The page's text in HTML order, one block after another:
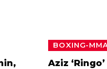
BOXING-
Aziz